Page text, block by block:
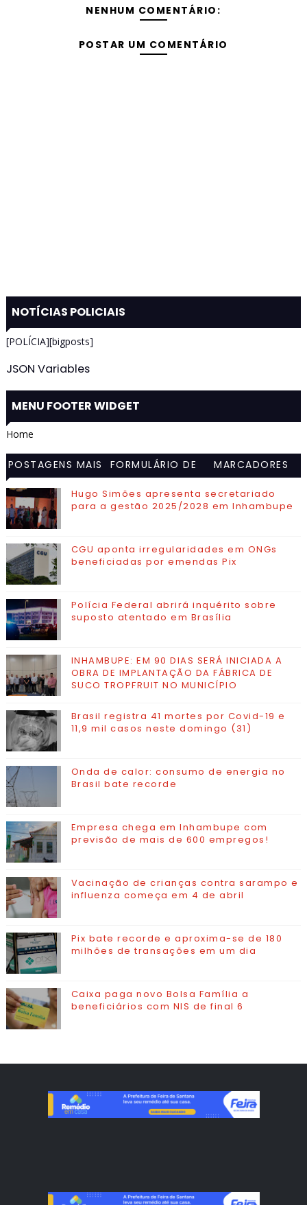
NENHUM COMENTÁRIO:
POSTAR UM COMENTÁRIO
NOTÍCIAS POLICIAIS
[POLÍCIA][bigposts]
JSON Variables
MENU FOOTER WIDGET
Home
POSTAGENS MAIS
VISITADAS
FORMULÁRIO DE
MARCADORES
Hugo Simões apresenta secretariado
para a gestão 2025/2028 em Inhambupe
CGU aponta irregularidades em ONGs
beneficiadas por emendas Pix
Polícia Federal abrirá inquérito sobre
suposto atentado em Brasília
INHAMBUPE: EM 90 DIAS SERÁ INICIADA A
OBRA DE IMPLANTAÇÃO DA FÁBRICA DE
SUCO TROPFRUIT NO MUNICÍPIO
Brasil registra 41 mortes por Covid-19 e
11,9 mil casos neste domingo (31)
Onda de calor: consumo de energia no
Brasil bate recorde
Empresa chega em Inhambupe com
previsão de mais de 600 empregos!
Vacinação de crianças contra sarampo e
influenza começa em 4 de abril
Pix bate recorde e aproxima-se de 180
milhões de transações em um dia
Caixa paga novo Bolsa Família a
beneficiários com NIS de final 6